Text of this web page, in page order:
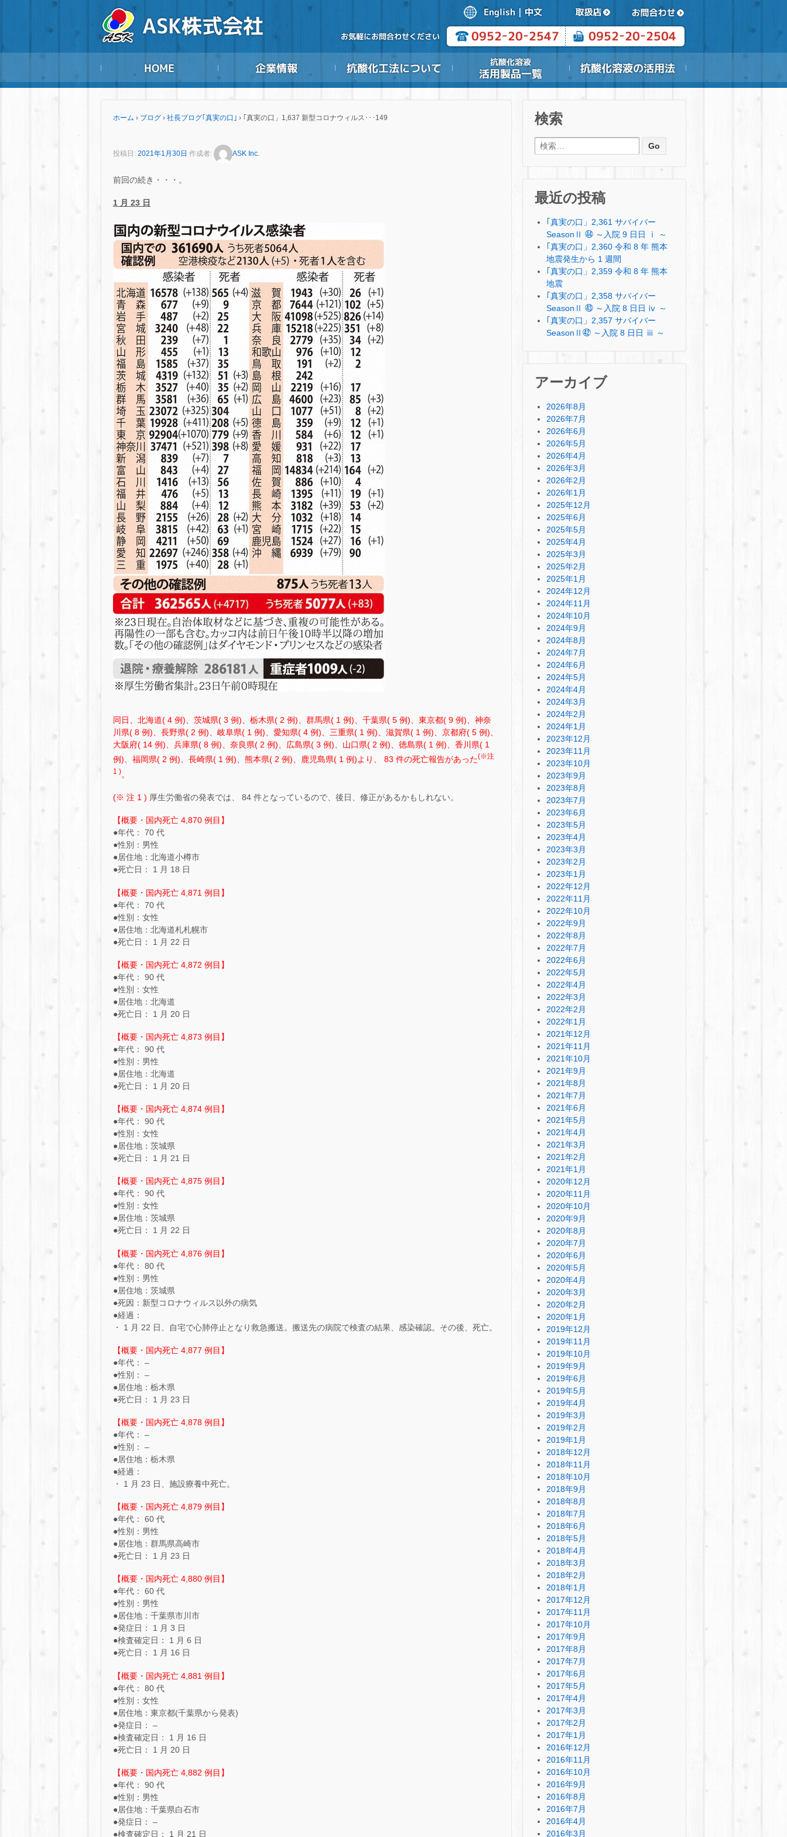
ホーム › ブログ › 社長ブログ｢真実の口｣ › ｢真実の口」1,637 新型コロナウィルス･･･149
投稿日: 2021年1月30日 作成者: ASK Inc.
前回の続き・・・。
1 月 23 日
同日、北海道( 4 例)、茨城県( 3 例)、栃木県( 2 例)、群馬県( 1 例)、千葉県( 5 例)、東京都( 9 例)、神奈
川県( 8 例)、長野県( 2 例)、岐阜県( 1 例)、愛知県( 4 例)、三重県( 1 例)、滋賀県( 1 例)、京都府( 5 例)、
大阪府( 14 例)、兵庫県( 8 例)、奈良県( 2 例)、広島県( 3 例)、山口県( 2 例)、徳島県( 1 例)、香川県( 1
例)、福岡県( 2 例)、長崎県( 1 例)、熊本県( 2 例)、鹿児島県( 1 例)より、 83 件の死亡報告があった(※注
1 )。
(※ 注 1 ) 厚生労働省の発表では、 84 件となっているので、後日、修正があるかもしれない。
【概要・国内死亡 4,870 例目】
●年代： 70 代
●性別：男性
●居住地：北海道小樽市
●死亡日： 1 月 18 日
【概要・国内死亡 4,871 例目】
●年代： 70 代
●性別：女性
●居住地：北海道札札幌市
●死亡日： 1 月 22 日
【概要・国内死亡 4,872 例目】
●年代： 90 代
●性別：女性
●居住地：北海道
●死亡日： 1 月 20 日
【概要・国内死亡 4,873 例目】
●年代： 90 代
●性別：男性
●居住地：北海道
●死亡日： 1 月 20 日
【概要・国内死亡 4,874 例目】
●年代： 90 代
●性別：女性
●居住地：茨城県
●死亡日： 1 月 21 日
【概要・国内死亡 4,875 例目】
●年代： 90 代
●性別：女性
●居住地：茨城県
●死亡日： 1 月 22 日
【概要・国内死亡 4,876 例目】
●年代： 80 代
●性別：男性
●居住地：茨城県
●死因：新型コロナウィルス以外の病気
●経過：
・ 1 月 22 日、自宅で心肺停止となり救急搬送。搬送先の病院で検査の結果、感染確認。その後、死亡。
【概要・国内死亡 4,877 例目】
●年代： –
●性別： –
●居住地：栃木県
●死亡日： 1 月 23 日
【概要・国内死亡 4,878 例目】
●年代： –
●性別： –
●居住地：栃木県
●経過：
・ 1 月 23 日、施設療養中死亡。
【概要・国内死亡 4,879 例目】
●年代： 60 代
●性別：男性
●居住地：群馬県高崎市
●死亡日： 1 月 23 日
【概要・国内死亡 4,880 例目】
●年代： 60 代
●性別：男性
●居住地：千葉県市川市
●発症日： 1 月 3 日
●検査確定日： 1 月 6 日
●死亡日： 1 月 16 日
【概要・国内死亡 4,881 例目】
●年代： 80 代
●性別：女性
●居住地：東京都(千葉県から発表)
●発症日： –
●検査確定日： 1 月 16 日
●死亡日： 1 月 20 日
【概要・国内死亡 4,882 例目】
●年代： 90 代
●性別：男性
●居住地：千葉県白石市
●発症日： –
●検査確定日： 1 月 21 日
検索
検索:
最近の投稿
｢真実の口」2,361 サバイバー
SeasonⅡ ㊹ ～入院 9 日日 ⅰ ～
｢真実の口」2,360 令和 8 年 熊本
地震発生から 1 週間
｢真実の口」2,359 令和 8 年 熊本
地震
｢真実の口」2,358 サバイバー
SeasonⅡ ㊸ ～入院 8 日日 ⅳ ～
｢真実の口」2,357 サバイバー
SeasonⅡ㊷ ～入院 8 日日 ⅲ ～
アーカイブ
2026年8月
2026年7月
2026年6月
2026年5月
2026年4月
2026年3月
2026年2月
2026年1月
2025年12月
2025年6月
2025年5月
2025年4月
2025年3月
2025年2月
2025年1月
2024年12月
2024年11月
2024年10月
2024年9月
2024年8月
2024年7月
2024年6月
2024年5月
2024年4月
2024年3月
2024年2月
2024年1月
2023年12月
2023年11月
2023年10月
2023年9月
2023年8月
2023年7月
2023年6月
2023年5月
2023年4月
2023年3月
2023年2月
2023年1月
2022年12月
2022年11月
2022年10月
2022年9月
2022年8月
2022年7月
2022年6月
2022年5月
2022年4月
2022年3月
2022年2月
2022年1月
2021年12月
2021年11月
2021年10月
2021年9月
2021年8月
2021年7月
2021年6月
2021年5月
2021年4月
2021年3月
2021年2月
2021年1月
2020年12月
2020年11月
2020年10月
2020年9月
2020年8月
2020年7月
2020年6月
2020年5月
2020年4月
2020年3月
2020年2月
2020年1月
2019年12月
2019年11月
2019年10月
2019年9月
2019年6月
2019年5月
2019年4月
2019年3月
2019年2月
2019年1月
2018年12月
2018年11月
2018年10月
2018年9月
2018年8月
2018年7月
2018年6月
2018年5月
2018年4月
2018年3月
2018年2月
2018年1月
2017年12月
2017年11月
2017年10月
2017年9月
2017年8月
2017年7月
2017年6月
2017年5月
2017年4月
2017年3月
2017年2月
2017年1月
2016年12月
2016年11月
2016年10月
2016年9月
2016年8月
2016年7月
2016年4月
2016年3月